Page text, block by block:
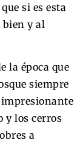
si es esta
y al
la época que
siempre
impresionante
y los cerros
a